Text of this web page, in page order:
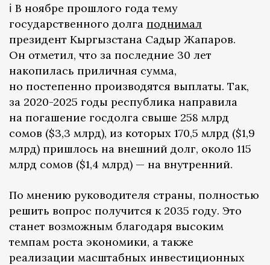
ℹ️ В ноябре прошлого года тему
государственного долга поднимал
президент Кыргызстана Садыр Жапаров.
Он отметил, что за последние 30 лет
накопилась приличная сумма,
но постепенно производятся выплаты. Так,
за 2020-2025 годы республика направила
на погашение госдолга свыше 258 млрд
сомов ($3,3 млрд), из которых 170,5 млрд ($1,9
млрд) пришлось на внешний долг, около 115
млрд сомов ($1,4 млрд) — на внутренний.
По мнению руководителя страны, полностью
решить вопрос получится к 2035 году. Это
станет возможным благодаря высоким
темпам роста экономики, а также
реализации масштабных инвестиционных